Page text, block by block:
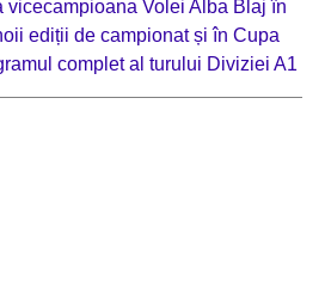
vicecampioana Volei Alba Blaj în
ediții de campionat și în Cupa
complet al turului Diviziei A1